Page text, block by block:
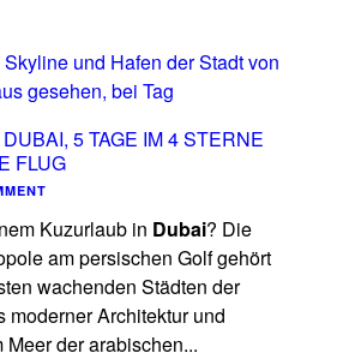
5 TAGE IM 4 STERNE
FLUG
Kuzurlaub in Dubai? Die
am persischen Golf gehört
wachenden Städten der
moderner Architektur und
der arabischen...